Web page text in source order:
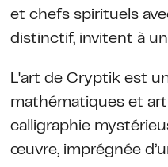
et chefs spirituels
distinctif, invitent à
L'art de Cryptik est
mathématiques et
calligraphie
œuvre, imprégnée